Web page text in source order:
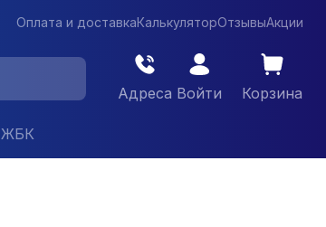
Оплата и доставкаКалькуляторОтзывыАкции
Адреса Войти Корзина
ЖБК